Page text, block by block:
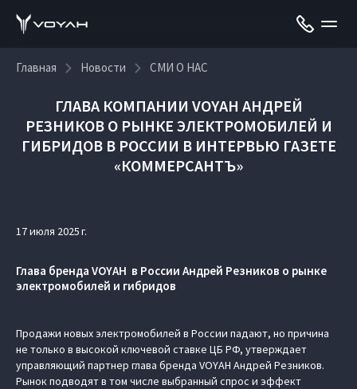
Главная Новости СМИ О НАС
ГЛАВА КОМПАНИИ VOYAH АНДРЕЙ
РЕЗНИКОВ О РЫНКЕ ЭЛЕКТРОМОБИЛЕЙ И
ГИБРИДОВ В РОССИИ В ИНТЕРВЬЮ ГАЗЕТЕ
«КОММЕРСАНТЪ»
17 июля 2025 г.
Глава бренда VOYAH в России Андрей Резников о рынке
электромобилей и гибридов
Продажи новых электромобилей в России падают, но причина
не только в высокой ключевой ставке ЦБ РФ, утверждает
управляющий партнер глава бренда VOYAH Андрей Резников.
Рынок подводят в том числе выбранный спрос и эффект